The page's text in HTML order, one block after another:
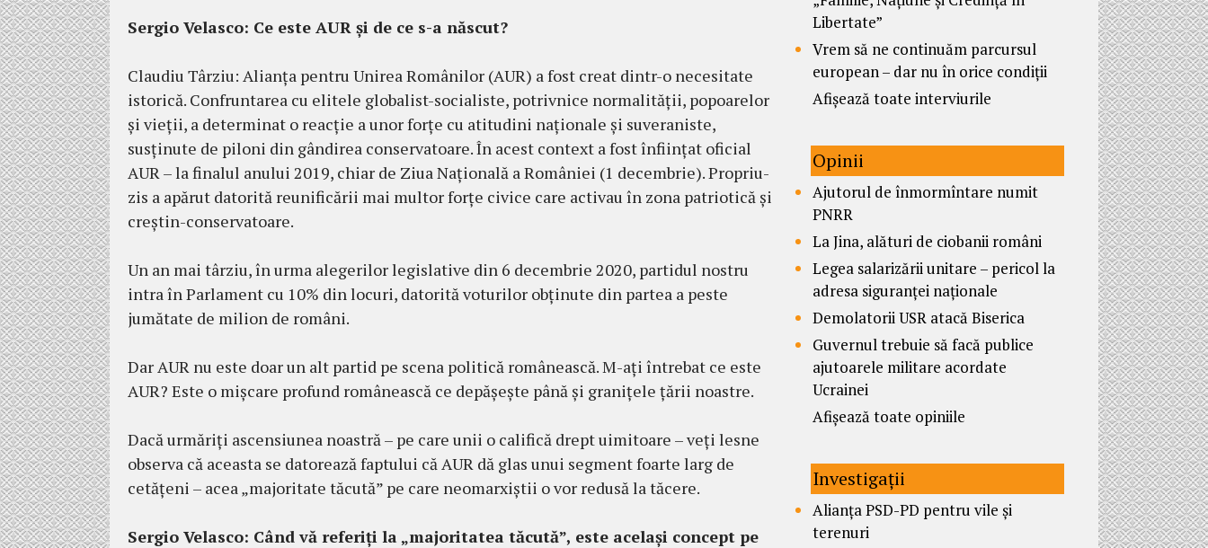
Sergio Velasco: Ce este AUR și de ce s-a născut?
Claudiu Târziu: Alianța pentru Unirea Românilor (AUR) a fost creat dintr-o necesitate
istorică. Confruntarea cu elitele globalist-socialiste, potrivnice normalității, popoarelor
și vieții, a determinat o reacție a unor forțe cu atitudini naționale și suveraniste,
susținute de piloni din gândirea conservatoare. În acest context a fost înființat oficial
AUR – la finalul anului 2019, chiar de Ziua Națională a României (1 decembrie). Propriu-
zis a apărut datorită reunificării mai multor forțe civice care activau în zona patriotică și
creștin-conservatoare.
Un an mai târziu, în urma alegerilor legislative din 6 decembrie 2020, partidul nostru
intra în Parlament cu 10% din locuri, datorită voturilor obținute din partea a peste
jumătate de milion de români.
Dar AUR nu este doar un alt partid pe scena politică românească. M-ați întrebat ce este
AUR? Este o mișcare profund românească ce depășește până și granițele țării noastre.
Dacă urmăriți ascensiunea noastră – pe care unii o califică drept uimitoare – veți lesne
observa că aceasta se datorează faptului că AUR dă glas unui segment foarte larg de
cetățeni – acea „majoritate tăcută” pe care neomarxiștii o vor redusă la tăcere.
Sergio Velasco: Când vă referiți la „majoritatea tăcută”, este același concept pe
Libertate”
Vrem să ne continuăm parcursul
european – dar nu în orice condiții
Afișează toate interviurile
Opinii
Ajutorul de înmormîntare numit
PNRR
La Jina, alături de ciobanii români
Legea salarizării unitare – pericol la
adresa siguranței naționale
Demolatorii USR atacă Biserica
Guvernul trebuie să facă publice
ajutoarele militare acordate
Ucrainei
Afișează toate opiniile
Investigații
Alianța PSD-PD pentru vile și
terenuri